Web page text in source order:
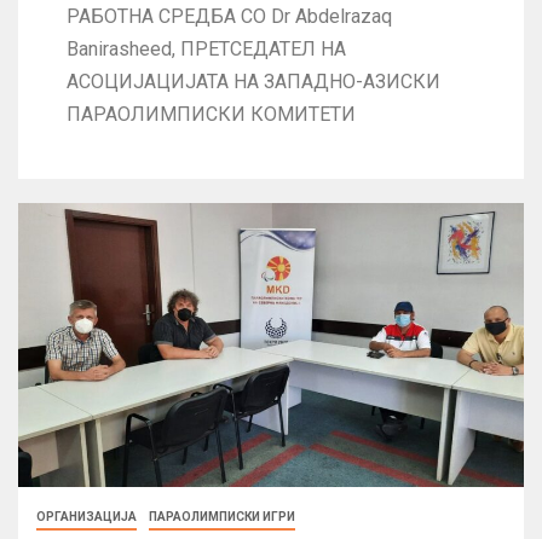
РАБОТНА СРЕДБА СО Dr Abdelrazaq
Banirasheed, ПРЕТСЕДАТЕЛ НА
АСОЦИЈАЦИЈАТА НА ЗАПАДНО-АЗИСКИ
ПАРАОЛИМПИСКИ КОМИТЕТИ
ОРГАНИЗАЦИЈА ПАРАОЛИМПИСКИ ИГРИ